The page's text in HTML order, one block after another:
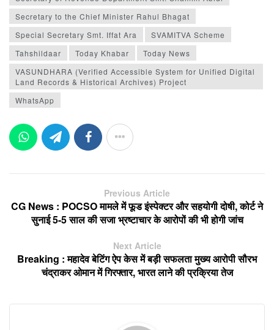
Secretary to the Chief Minister Rahul Bhagat
Special Secretary Smt. Iffat Ara
SVAMITVA Scheme
Tahshildaar
Today Khabar
Today News
VASUNDHARA (Verified Accessible System for Unified Digital
Land Records & Historical Archives) Project
WhatsApp
Previous Article
CG News : POCSO मामले में फूड इंस्पेक्टर और सहयोगी दोषी, कोर्ट ने
सुनाई 5-5 साल की सजा भ्रष्टाचार के आरोपों की भी होगी जांच
Next Article
Breaking : महादेव बेटिंग ऐप केस में बड़ी सफलता मुख्य आरोपी सौरभ
चंद्राकर ओमान में गिरफ्तार, भारत लाने की प्रक्रिया तेज